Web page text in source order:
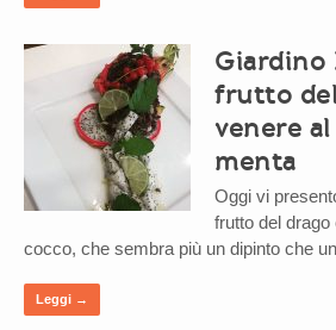
Giardino
frutto
venere
menta
Oggi vi
frutto del
cocco, che sembra più un dipinto che
Leggi →